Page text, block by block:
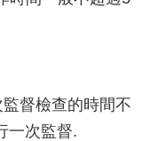
督檢查的時間不
一次監督.